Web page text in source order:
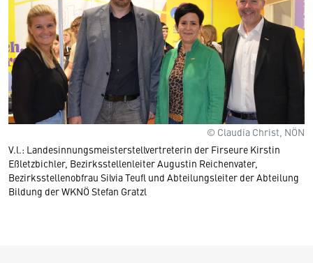
© Claudia Christ, NÖN
V.l.: Landesinnungsmeisterstellvertreterin der Firseure Kirstin
Eßletzbichler, Bezirksstellenleiter Augustin Reichenvater,
Bezirksstellenobfrau Silvia Teufl und Abteilungsleiter der Abteilung
Bildung der WKNÖ Stefan Gratzl